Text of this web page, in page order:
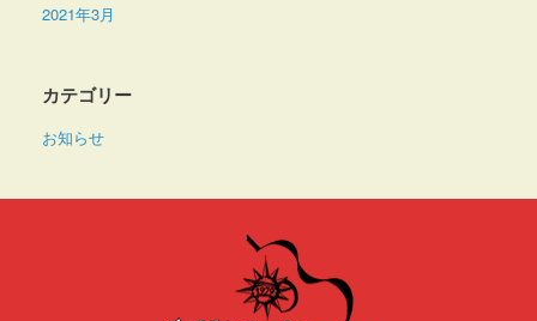
2021年3月
カテゴリー
お知らせ